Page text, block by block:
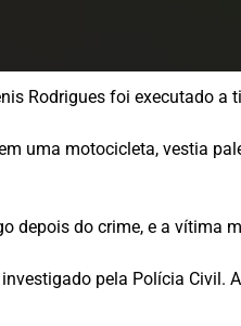
Rodrigues foi executado a
uma motocicleta, vestia
depois do crime, e a vítima
pela Polícia Civil.